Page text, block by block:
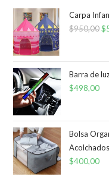
Carpa
$950,00El
$
Barra de
$498,00
Bolsa
Acolchados
$400,00